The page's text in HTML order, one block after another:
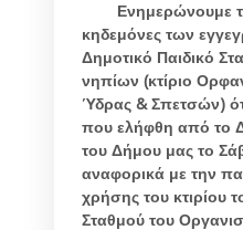
Ενημερώνουμε
κηδεμόνες των
Δημοτικό Παιδικό
νηπίων (κτίριο
Ύδρας & Σπετσών)
που ελήφθη από το
του Δήμου μας το
αναφορικά με την
χρήσης του κτιρίου
Σταθμού του